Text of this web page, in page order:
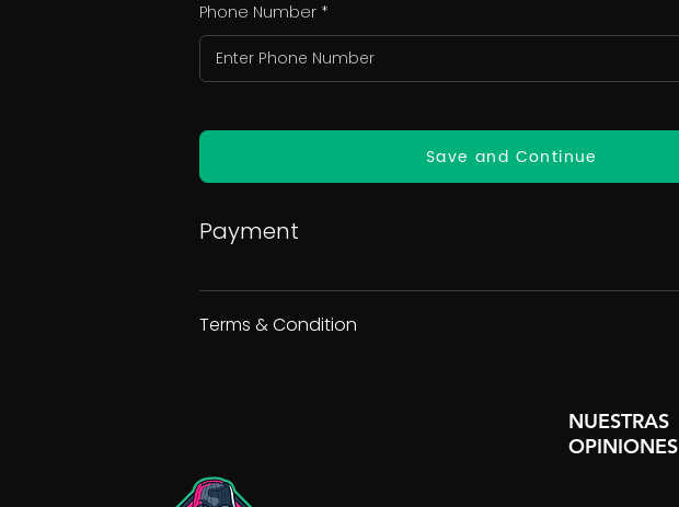
Phone Number
Save and Continue
Payment
Terms & Condition
NUESTRAS
OPINIONES